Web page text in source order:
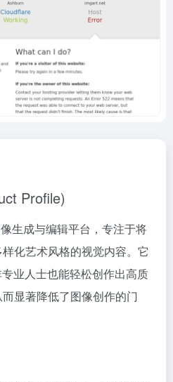
Profile)
生成与编辑平台，专注于将
化艺术风格的视觉内容。它
业人士也能轻松创作出高质
显著降低了图像创作的门